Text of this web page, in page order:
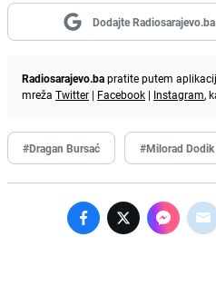
Dodajte
Radiosarajevo.bapratite putem
mreža Twitter | Facebook | Instagram,
#Dragan Bursać #Milorad Dodik